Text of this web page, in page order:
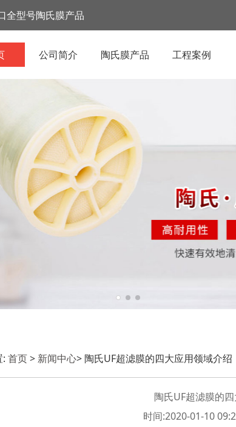
全型号陶氏膜产品
公司简介 陶氏膜产品 工程案例
: 首页> 新闻中心> 陶氏UF超滤膜的四大应用领域介绍
陶氏UF超滤膜的
时间:2020-01-10